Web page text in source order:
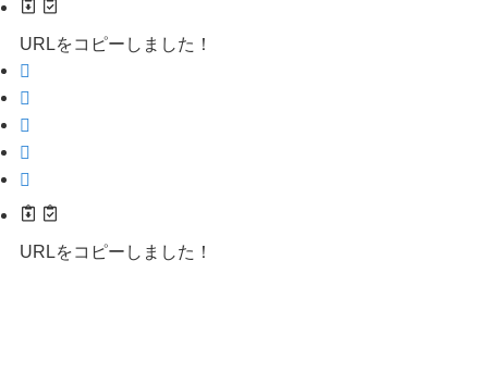
URLをコピーしました！
URLをコピーしました！